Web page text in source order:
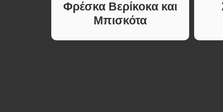
Φρέσκα Βερίκοκα και
Μπισκότα